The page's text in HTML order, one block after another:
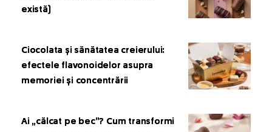
există)
Ciocolata și sănătatea creierului:
efectele flavonoidelor asupra
memoriei și concentrării
Ai „călcat pe bec”? Cum transformi